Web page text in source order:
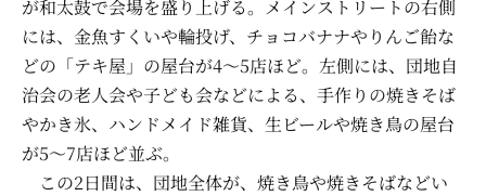
が和太鼓で会場を盛り上げる。メインストリートの右側
には、金魚すくいや輪投げ、チョコバナナやりんご飴な
どの「テキ屋」の屋台が4～5店ほど。左側には、団地自
治会の老人会や子ども会などによる、手作りの焼きそば
やかき氷、ハンドメイド雑貨、生ビールや焼き鳥の屋台
が5～7店ほど並ぶ。
この2日間は、団地全体が、焼き鳥や焼きそばなどい